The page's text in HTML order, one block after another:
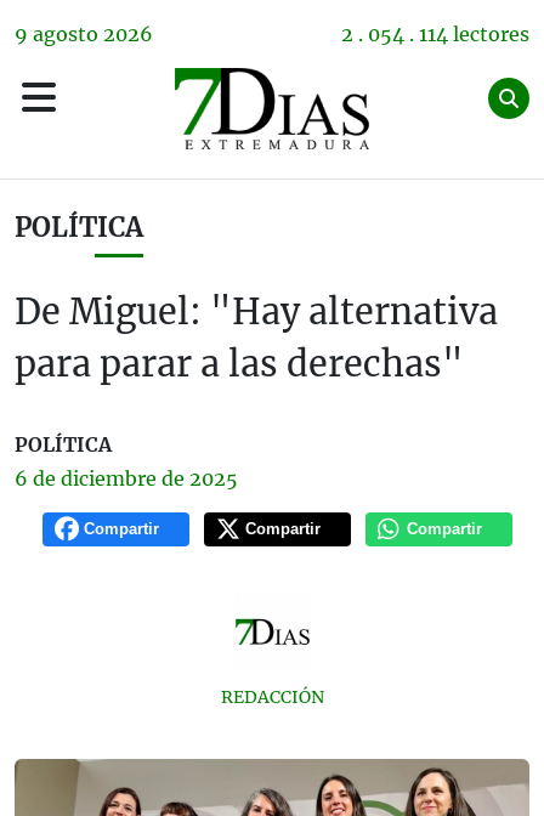
9 agosto 2026 2 . 054 . 114 lectores
POLÍTICA
De Miguel: "Hay alternativa
para parar a las derechas"
POLÍTICA
6 de diciembre de 2025
Compartir Compartir Compartir
REDACCIÓN